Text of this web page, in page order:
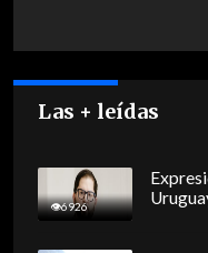
Las + leídas
6926